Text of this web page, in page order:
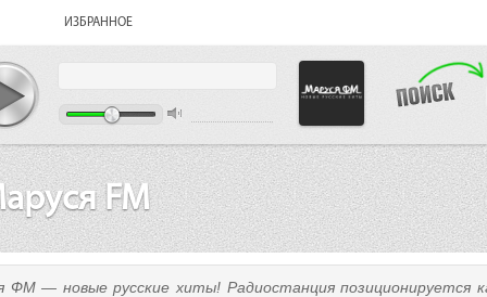
ИЗБРАННОЕ
FM
ФМ — новые русские хиты! Радиостанция позиционируется